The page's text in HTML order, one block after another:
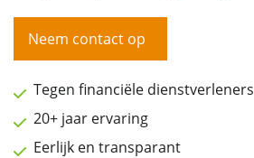
Neem contact op
Tegen financiële dienstverleners
20+ jaar ervaring
Eerlijk en transparant